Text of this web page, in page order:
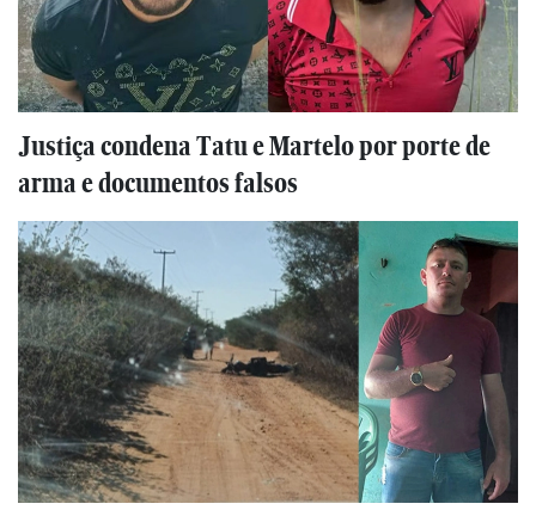
Justiça condena Tatu e Martelo por porte de
arma e documentos falsos